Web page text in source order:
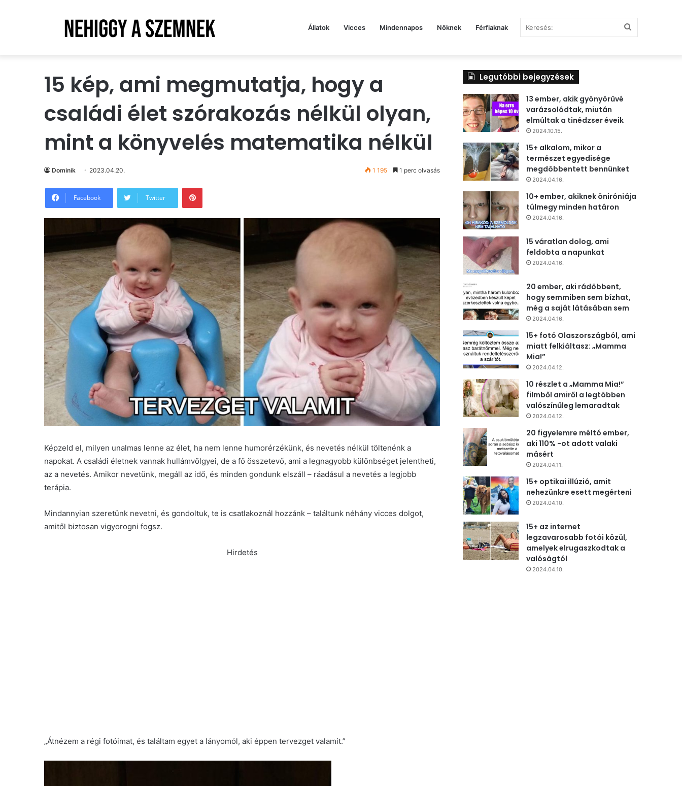
Állatok Vicces Mindennapos Nőknek Férfiaknak
15 kép, ami megmutatja, hogy a
családi élet szórakozás nélkül olyan,
mint a könyvelés matematika nélkül
Dominik 2023.04.20. 1 195 1 perc olvasás
Facebook Twitter
Pinterest
Képzeld el, milyen unalmas lenne az élet, ha nem lenne humorérzékünk, és nevetés nélkül töltenénk a
napokat. A családi életnek vannak hullámvölgyei, de a fő összetevő, ami a legnagyobb különbséget jelentheti,
az a nevetés. Amikor nevetünk, megáll az idő, és minden gondunk elszáll – ráadásul a nevetés a legjobb
terápia.
Mindannyian szeretünk nevetni, és gondoltuk, te is csatlakoznál hozzánk – találtunk néhány vicces dolgot,
amitől biztosan vigyorogni fogsz.
Hirdetés
„Átnézem a régi fotóimat, és találtam egyet a lányomól, aki éppen tervezget valamit.”
Legutóbbi bejegyzések
13 ember, akik gyönyörűvé
varázsolódtak, miután
elmúltak a tinédzser éveik
2024.10.15.
15+ alkalom, mikor a
természet egyedisége
megdöbbentett bennünket
2024.04.16.
10+ ember, akiknek öniróniája
túlmegy minden határon
2024.04.16.
15 váratlan dolog, ami
feldobta a napunkat
2024.04.16.
20 ember, aki rádöbbent,
hogy semmiben sem bízhat,
még a saját látásában sem
2024.04.16.
15+ fotó Olaszországból, ami
miatt felkiáltasz: „Mamma
Mia!”
2024.04.12.
10 részlet a „Mamma Mia!”
filmből amiről a legtöbben
valószínűleg lemaradtak
2024.04.12.
20 figyelemre méltó ember,
aki 110% -ot adott valaki
másért
2024.04.11.
15+ optikai illúzió, amit
nehezünkre esett megérteni
2024.04.10.
15+ az internet
legzavarosabb fotói közül,
amelyek elrugaszkodtak a
valóságtól
2024.04.10.